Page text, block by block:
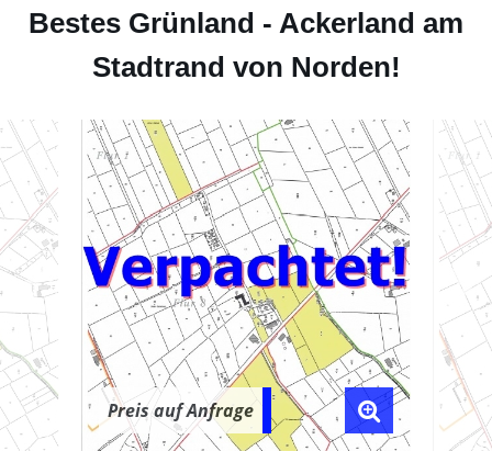
Bestes Grünland - Ackerland am
Stadtrand von Norden!
Preis auf Anfrage